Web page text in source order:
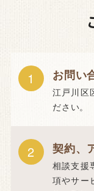
1 お問い
江戸川区
ださい。
2 契約、
相談支援
項やサー